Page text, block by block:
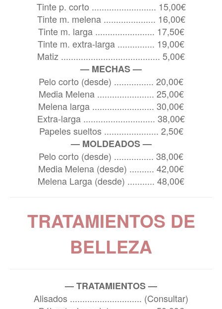
Tinte p. corto .......................... 15,00€
Tinte m. melena ..................... 16,00€
Tinte m. larga ........................ 17,50€
Tinte m. extra-larga ............... 19,00€
Matiz ........................................ 5,00€
— MECHAS —
Pelo corto (desde) ................ 20,00€
Media Melena ....................... 25,00€
Melena larga ......................... 30,00€
Extra-larga ............................. 38,00€
Papeles sueltos ...................... 2,50€
— MOLDEADOS —
Pelo corto (desde) ................ 38,00€
Media Melena (desde) .......... 42,00€
Melena Larga (desde) ........... 48,00€
TRATAMIENTOS DE
BELLEZA
— TRATAMIENTOS —
Alisados ............................. (Consultar)